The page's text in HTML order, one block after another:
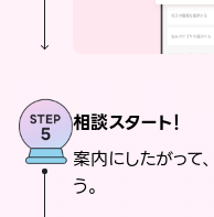
相談スタート！
案内にしたがって
う。